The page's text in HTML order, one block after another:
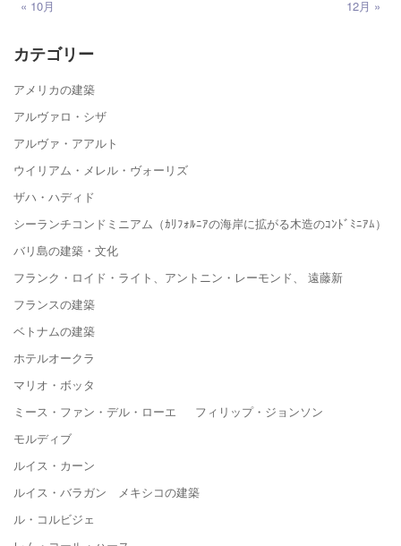
« 10月 12月 »
カテゴリー
アメリカの建築
アルヴァロ・シザ
アルヴァ・アアルト
ウイリアム・メレル・ヴォーリズ
ザハ・ハディド
シーランチコンドミニアム（ｶﾘﾌｫﾙﾆｱの海岸に拡がる木造のｺﾝﾄﾞﾐﾆｱﾑ）
バリ島の建築・文化
フランク・ロイド・ライト、アントニン・レーモンド、 遠藤新
フランスの建築
ベトナムの建築
ホテルオークラ
マリオ・ボッタ
ミース・ファン・デル・ローエ フィリップ・ジョンソン
モルディブ
ルイス・カーン
ルイス・バラガン メキシコの建築
ル・コルビジェ